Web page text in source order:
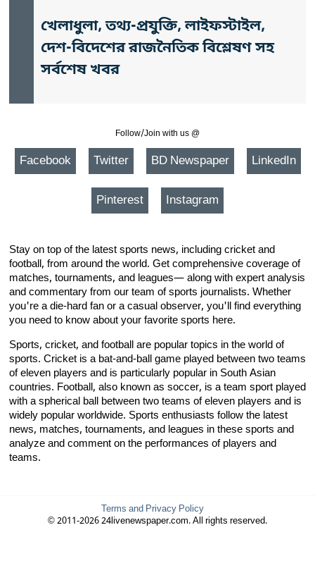
খেলাধুলা, তথ্য-প্রযুক্তি, লাইফস্টাইল,
দেশ-বিদেশের রাজনৈতিক বিশ্লেষণ সহ
সর্বশেষ খবর
Follow/Join with us @
Facebook Twitter BD Newspaper LinkedIn
Pinterest Instagram
Stay on top of the latest sports news, including cricket and
football, from around the world. Get comprehensive coverage of
matches, tournaments, and leagues— along with expert analysis
and commentary from our team of sports journalists. Whether
you're a die-hard fan or a casual observer, you'll find everything
you need to know about your favorite sports here.
Sports, cricket, and football are popular topics in the world of
sports. Cricket is a bat-and-ball game played between two teams
of eleven players and is particularly popular in South Asian
countries. Football, also known as soccer, is a team sport played
with a spherical ball between two teams of eleven players and is
widely popular worldwide. Sports enthusiasts follow the latest
news, matches, tournaments, and leagues in these sports and
analyze and comment on the performances of players and
teams.
Terms and Privacy Policy
© 2011-2026 24livenewspaper.com. All rights reserved.